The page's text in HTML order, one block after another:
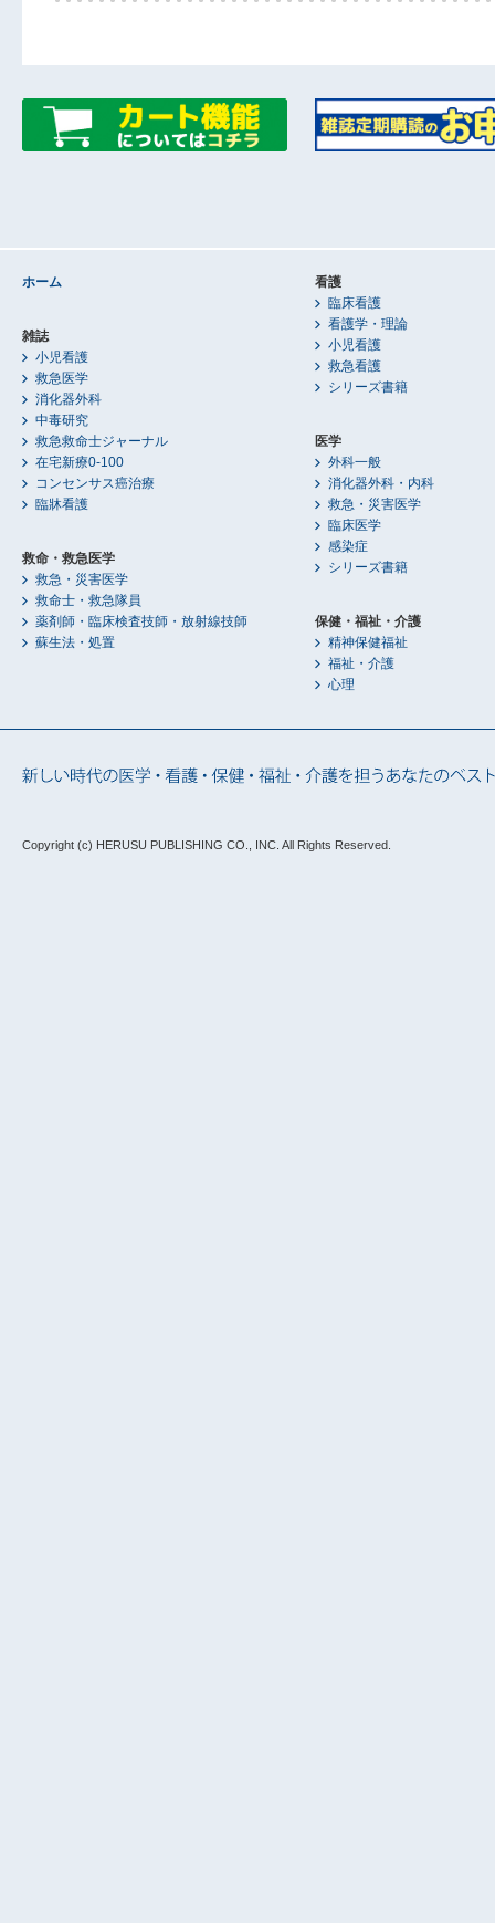
ホーム
雑誌
小児看護
救急医学
消化器外科
中毒研究
救急救命士ジャーナル
在宅新療0-100
コンセンサス癌治療
臨牀看護
救命・救急医学
救急・災害医学
救命士・救急隊員
薬剤師・臨床検査技師・放射線技師
蘇生法・処置
看護
臨床看護
看護学・理論
小児看護
救急看護
シリーズ書籍
医学
外科一般
消化器外科・内科
救急・災害医学
臨床医学
感染症
シリーズ書籍
保健・福祉・介護
精神保健福祉
福祉・介護
心理
Copyright (c) HERUSU PUBLISHING CO., INC. All Rights Reserved.